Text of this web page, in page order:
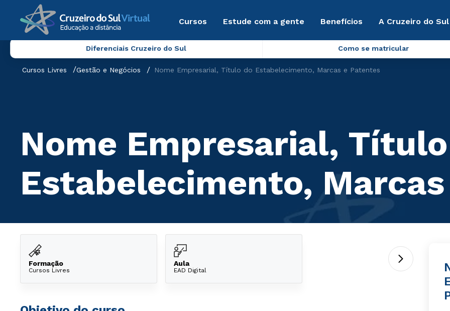
Cursos Estude com a gente Benefícios A Cruzeiro do
Diferenciais Cruzeiro do Sul Como se matricular
Cursos Livres Gestão e Negócios Nome Empresarial, Título do Estabelecimento, Marcas e Patentes
Nome Empresarial,
Estabelecimento,
Formação
Cursos Livres
Aula
EAD Digital